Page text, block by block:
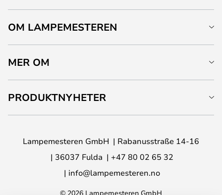
OM LAMPEMESTEREN
MER OM
PRODUKTNYHETER
Lampemesteren GmbH
Rabanusstraße 14-16
36037 Fulda
+47 80 02 65 32
info@lampemesteren.no
© 2026 Lampemesteren GmbH